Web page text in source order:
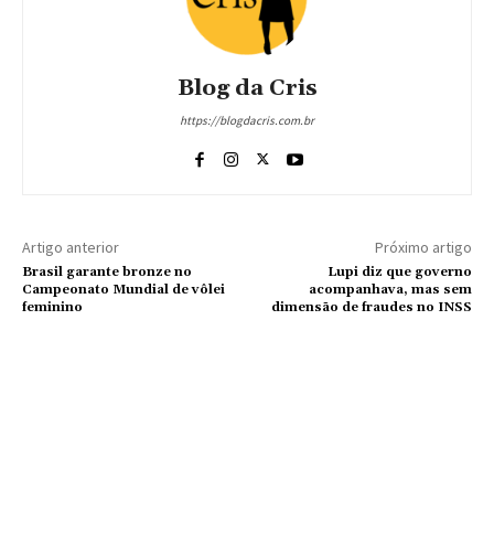
Blog da Cris
https://blogdacris.com.br
Artigo anterior
Brasil garante bronze no
Campeonato Mundial de vôlei
feminino
Próximo artigo
Lupi diz que governo
acompanhava, mas sem
dimensão de fraudes no INSS